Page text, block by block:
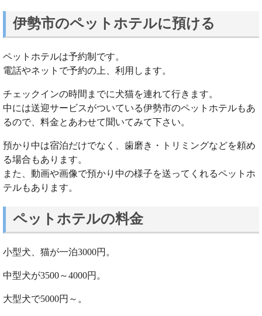
伊勢市のペットホテルに預ける
ペットホテルは予約制です。
電話やネットで予約の上、利用します。
チェックインの時間までに犬猫を連れて行きます。
中には送迎サービスがついている伊勢市のペットホテルもあ
るので、料金とあわせて聞いてみて下さい。
預かり中は宿泊だけでなく、歯磨き・トリミングなどを頼め
る場合もあります。
また、動画や画像で預かり中の様子を送ってくれるペットホ
テルもあります。
ペットホテルの料金
小型犬、猫が一泊3000円。
中型犬が3500～4000円。
大型犬で5000円～。